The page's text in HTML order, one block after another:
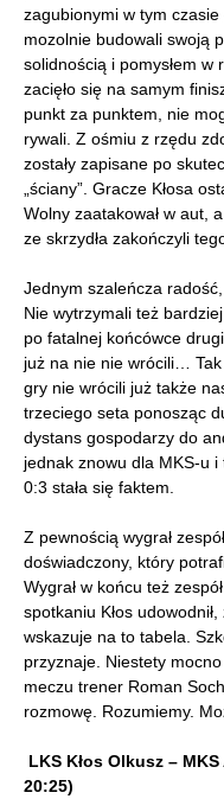
zagubionymi w tym
mozolnie budowali swoją
solidnością i pomysłem w
zacięło się na samym
punkt za punktem, nie
rywali. Z ośmiu z rzędu
zostały zapisane po
„ściany”. Gracze Kłosa
Wolny zaatakował w aut,
ze skrzydła zakończyli
Jednym szaleńcza
Nie wytrzymali też
po fatalnej końcówce
już na nie nie wrócili…
gry nie wrócili już także
trzeciego seta ponosząc
dystans gospodarzy do
jednak znowu dla MKS-u
0:3 stała się faktem.
Z pewnością wygrał
doświadczony, który
Wygrał w końcu też
spotkaniu Kłos
wskazuje na to tabela.
przyznaje. Niestety
meczu trener Roman
rozmowę. Rozumiemy.
LKS Kłos Olkusz –
20:25)